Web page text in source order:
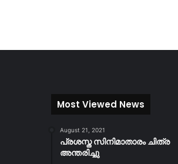
Most Viewed News
August 21, 2021
പ്രശസ്ത സിനിമാതാരം ചിത്ര
അന്തരിച്ചു